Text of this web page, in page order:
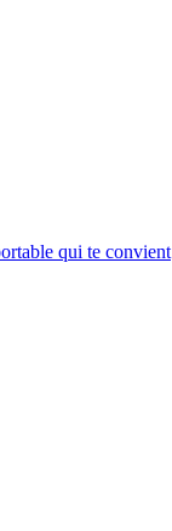
qui te convient